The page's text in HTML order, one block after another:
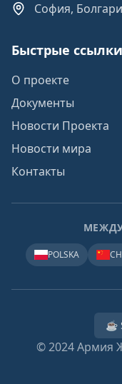
София,
Быстрые ссылки
О проекте
Документы
Новости Проекта
Новости мира
Контакты
POLSKA
☕
© 2024Армия